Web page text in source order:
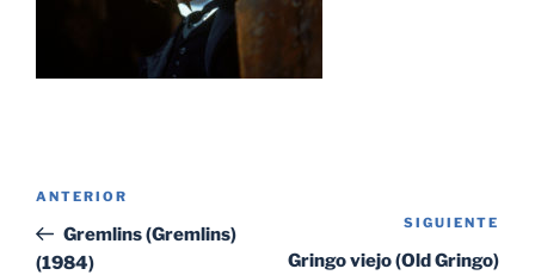
entradas
Entrada
anterior:
ANTERIOR
Gremlins (Gremlins)
(1984)
SIGUIENTE
Gringo viejo (Old Gringo)